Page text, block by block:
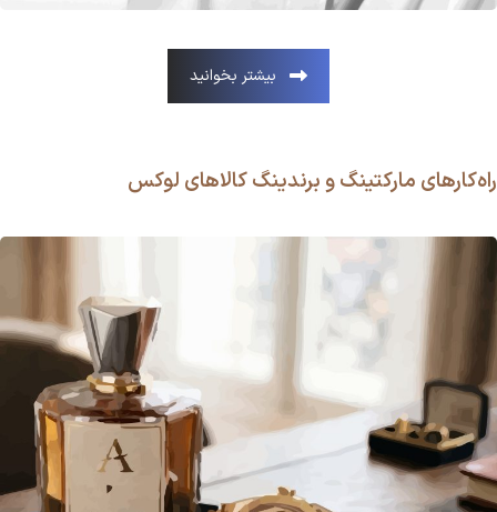
بیشتر بخوانید
راه‌کارهای مارکتینگ و برندینگ کالاهای لوکس